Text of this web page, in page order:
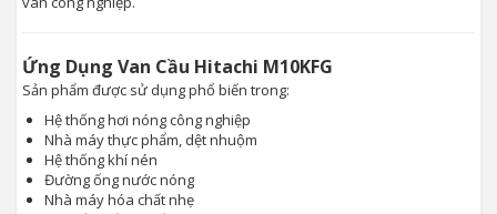
Ứng Dụng Van Cầu Hitachi M10KFG
Sản phẩm được sử dụng phổ biến trong:
Hệ thống hơi nóng công nghiệp
Nhà máy thực phẩm, dệt nhuộm
Hệ thống khí nén
Đường ống nước nóng
Nhà máy hóa chất nhẹ